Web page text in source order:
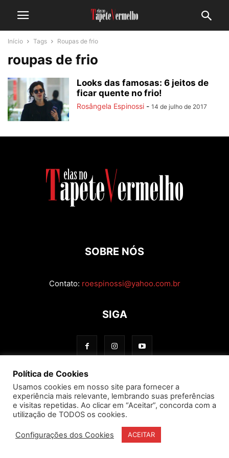
Início Tags Roupas de frio
roupas de frio
Looks das famosas: 6 jeitos de
ficar quente no frio!
Rosângela Espinossi - 14 de julho de 2017
SOBRE NÓS
Contato: roespinossi@yahoo.com.br
SIGA
Política de Cookies
Usamos cookies em nosso site para fornecer a
experiência mais relevante, lembrando suas preferências
e visitas repetidas. Ao clicar em “Aceitar”, concorda com a
utilização de TODOS os cookies.
Configurações dos Cookies ACEITAR